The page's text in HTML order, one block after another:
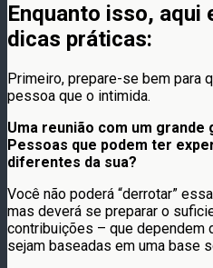
Enquanto isso, aqui
dicas práticas:
Primeiro, prepare-se bem para
pessoa que o intimida.
Uma reunião com um grande
Pessoas que podem ter
diferentes da sua?
Você não poderá “derrotar”
mas deverá se preparar o
contribuições – que dependem
sejam baseadas em uma base